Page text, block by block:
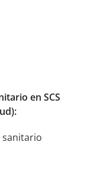
en SCS
sanitario